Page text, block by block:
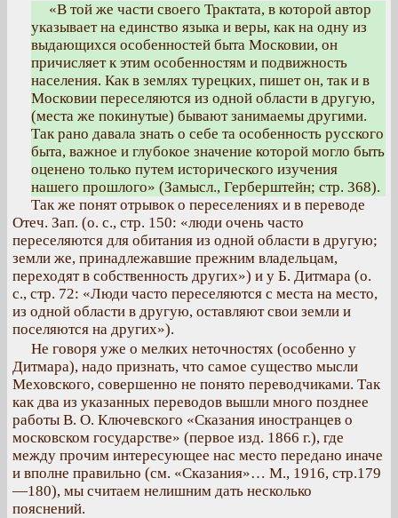
«В той же части своего Трактата, в которой автор
указывает на единство языка и веры, как на одну из
выдающихся особенностей быта Московии, он
причисляет к этим особенностям и подвижность
населения. Как в землях турецких, пишет он, так и в
Московии переселяются из одной области в другую,
(места же покинутые) бывают занимаемы другими.
Так рано давала знать о себе та особенность русского
быта, важное и глубокое значение которой могло быть
оценено только путем исторического изучения
нашего прошлого» (Замысл., Герберштейн; стр. 368).
Так же понят отрывок о переселениях и в переводе
Отеч. Зап. (о. с., стр. 150: «люди очень часто
переселяются для обитания из одной области в другую;
земли же, принадлежавшие прежним владельцам,
переходят в собственность других») и у Б. Дитмара (о.
с., стр. 72: «Люди часто переселяются с места на место,
из одной области в другую, оставляют свои земли и
поселяются на других»).
Не говоря уже о мелких неточностях (особенно у
Дитмара), надо признать, что самое существо мысли
Меховского, совершенно не понято переводчиками. Так
как два из указанных переводов вышли много позднее
работы В. О. Ключевского «Сказания иностранцев о
московском государстве» (первое изд. 1866 г.), где
между прочим интересующее нас место передано иначе
и вполне правильно (см. «Сказания»… М., 1916, стр.179
—180), мы считаем нелишним дать несколько
пояснений.